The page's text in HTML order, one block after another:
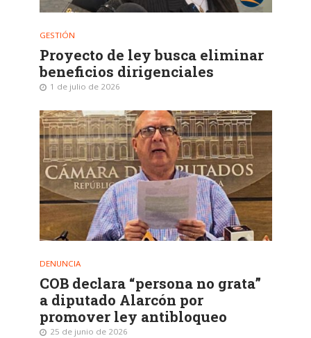
GESTIÓN
Proyecto de ley busca eliminar
beneficios dirigenciales
1 de julio de 2026
DENUNCIA
COB declara “persona no grata”
a diputado Alarcón por
promover ley antibloqueo
25 de junio de 2026